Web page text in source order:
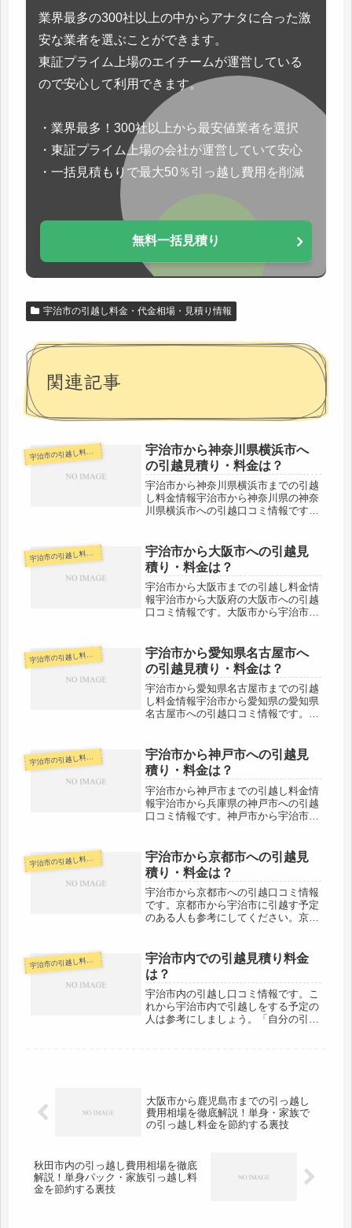
業界最多の300社以上の中からアナタに合った激
安な業者を選ぶことができます。
東証プライム上場のエイチームが運営している
ので安心して利用できます。
・業界最多！300社以上から最安値業者を選択
・東証プライム上場の会社が運営していて安心
・一括見積もりで最大50％引っ越し費用を削減
無料一括見積り
宇治市の引越し料金・代金相場・見積り情報
関連記事
宇治市の引越し料金・代金相場・見積り情報
宇治市から神奈川県横浜市へ
の引越見積り・料金は？
宇治市から神奈川県横浜市までの引越
し料金情報宇治市から神奈川県の神奈
川県横浜市への引越口コミ情報です。
治市から神奈川県横浜市までは約
440kmとかなりの距離がありますの
で、...
宇治市の引越し料金・代金相場・見積り情報
宇治市から大阪市への引越見
積り・料金は？
宇治市から大阪市までの引越し料金情
報宇治市から大阪府の大阪市への引越
口コミ情報です。大阪市から宇治市に
50kmと少し距離がありますが、その
日中の引越しは十分可能でしょう。料
金も...
宇治市の引越し料金・代金相場・見積り情報
宇治市から愛知県名古屋市へ
の引越見積り・料金は？
宇治市から愛知県名古屋市までの引越
し料金情報宇治市から愛知県の愛知県
名古屋市への引越口コミ情報です。愛
市から愛知県名古屋市までは約130km
と距離がありますが、その日中の引...
宇治市の引越し料金・代金相場・見積り情報
宇治市から神戸市への引越見
積り・料金は？
宇治市から神戸市までの引越し料金情
報宇治市から兵庫県の神戸市への引越
口コミ情報です。神戸市から宇治市に
70kmと少し距離がありますが、その
日中の引越しは十分可能でしょう。料
金も...
宇治市の引越し料金・代金相場・見積り情報
宇治市から京都市への引越見
積り・料金は？
宇治市から京都市への引越口コミ情報
です。京都市から宇治市に引越す予定
のある人も参考にしてください。京都
でしょう。料金も格安の会社が多いと
思います。１社だけでなく複数社から
見...
宇治市の引越し料金・代金相場・見積り情報
宇治市内での引越見積り料金
は？
宇治市内の引越し口コミ情報です。こ
れから宇治市内で引越しをする予定の
人は参考にしましょう。「自分の引越
大阪市から鹿児島市までの引っ越し
費用相場を徹底解説！単身・家族で
の引っ越し料金を節約する裏技
秋田市内の引っ越し費用相場を徹底
解説！単身パック・家族引っ越し料
金を節約する裏技